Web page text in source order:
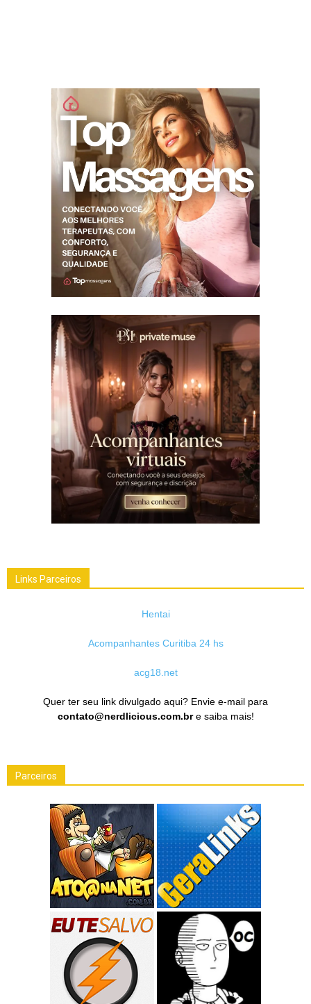
Links Parceiros
Hentai
Acompanhantes Curitiba 24 hs
acg18.net
Quer ter seu link divulgado aqui? Envie e-mail para
contato@nerdlicious.com.bre saiba mais!
Parceiros